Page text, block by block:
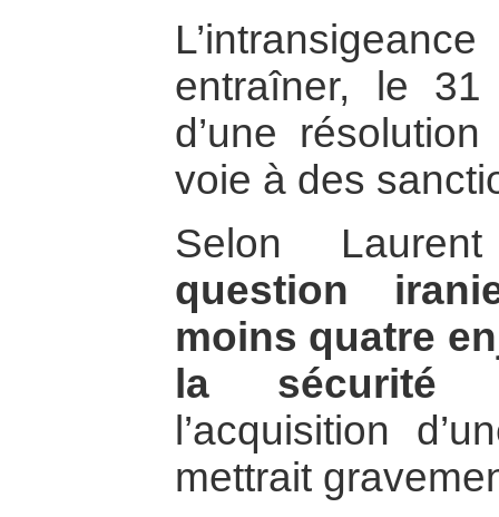
entraîner, le
d’une
voie à des
Selon
question
moins quatre
la sécurité
l’acquisition
mettrait